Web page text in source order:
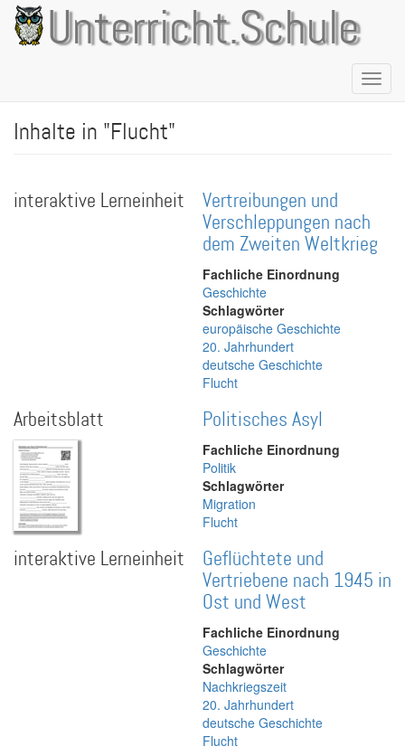
Direkt
zum
Inhalt
Unterricht.Schule
Inhalte in "Flucht"
interaktive Lerneinheit
Vertreibungen und
Verschleppungen nach
dem Zweiten Weltkrieg
Fachliche Einordnung
Geschichte
Schlagwörter
europäische Geschichte
20. Jahrhundert
deutsche Geschichte
Flucht
Arbeitsblatt Politisches Asyl
Fachliche Einordnung
Politik
Schlagwörter
Migration
Flucht
interaktive Lerneinheit
Geflüchtete und
Vertriebene nach 1945 in
Ost und West
Fachliche Einordnung
Geschichte
Schlagwörter
Nachkriegszeit
20. Jahrhundert
deutsche Geschichte
Flucht